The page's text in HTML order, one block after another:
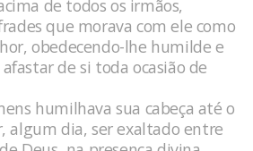
de todos os irmãos,
que morava com ele como
obedecendo-lhe humilde e
de si toda ocasião de
humilhava sua cabeça até o
algum dia, ser exaltado entre